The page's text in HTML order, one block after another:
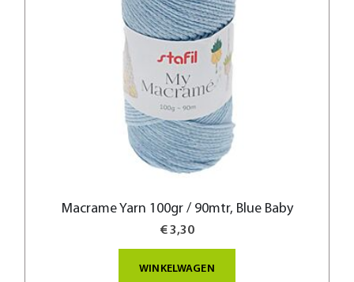
Macrame Yarn 100gr / 90mtr, Blue Baby
€ 3,30
WINKELWAGEN